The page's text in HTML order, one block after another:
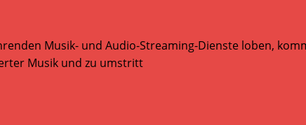
Musik- und Audio-Streaming-Dienste loben,
Musik und zu umstritt